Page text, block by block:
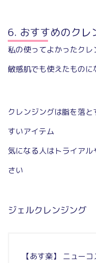
おすすめのクレ
私の使ってよかったク
敏感肌でも使えたものに
クレンジングは脂を落
すいアイテム
気になる人はトライア
さい
ジェルクレンジング
【あす楽】 ニュー